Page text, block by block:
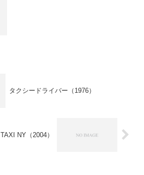
タクシードライバー（1976）
TAXI NY（2004）